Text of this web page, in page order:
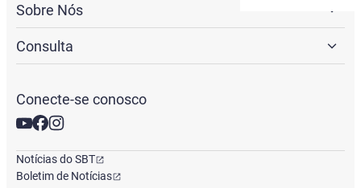
Sobre Nós
Consulta
Conecte-se conosco
Notícias do SBT
Boletim de Notícias